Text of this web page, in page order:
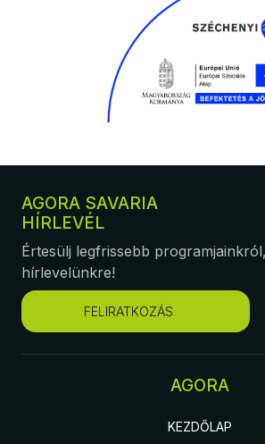
AGORA SAVARIA
HÍRLEVÉL
Értesülj legfrissebb
hírlevelünkre!
FELIRATKOZÁS
AGORA
KEZDŐLAP